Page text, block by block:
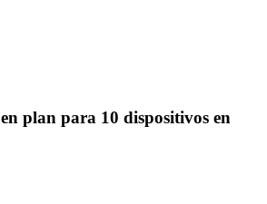
en plan para 10 dispositivos en